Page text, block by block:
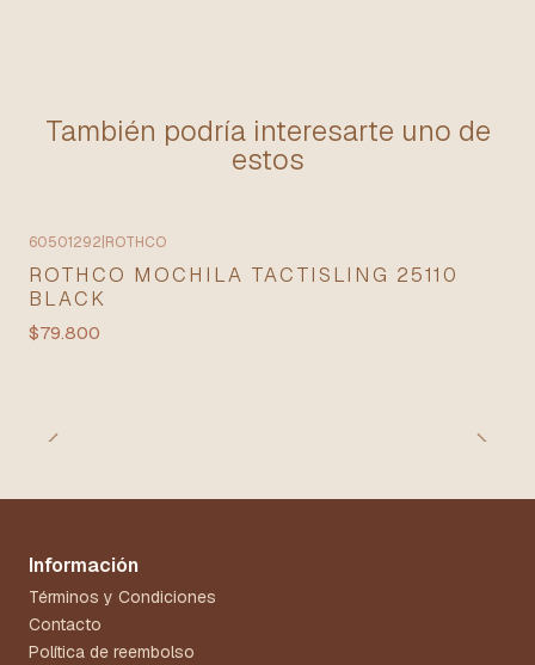
También podría interesarte uno de
estos
60501292 ROTHCO
ROTHCO MOCHILA TACTISLING 25110
BLACK
$79.800
Información
Términos y Condiciones
Contacto
Política de reembolso